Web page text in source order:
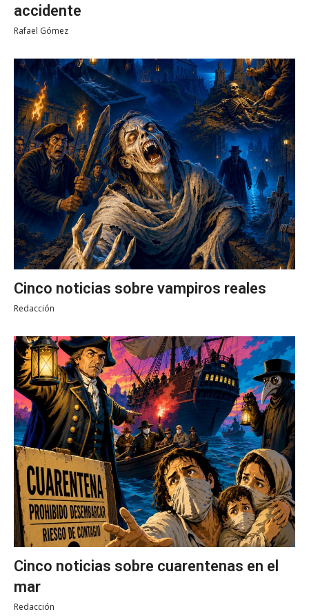
accidente
Rafael Gómez
Cinco noticias sobre vampiros reales
Redacción
Cinco noticias sobre cuarentenas en el
mar
Redacción